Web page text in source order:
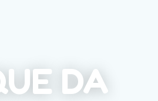
DA